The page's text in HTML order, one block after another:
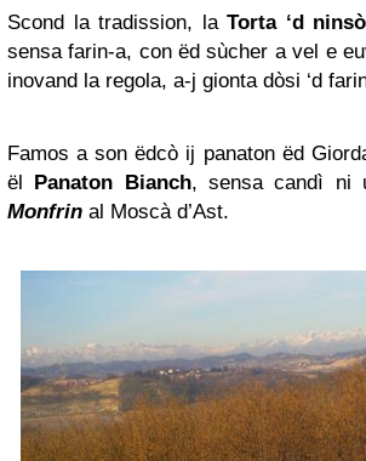
Scond la tradission, laTorta ‘d
sensa farin-a, con ëd sùcher a vel e
inovand la regola, a-j gionta dòsi ‘d
Famos a son ëdcò ij panaton ëd
ël Panaton Bianch, sensa candì ni
Monfrin al Moscà d’Ast.